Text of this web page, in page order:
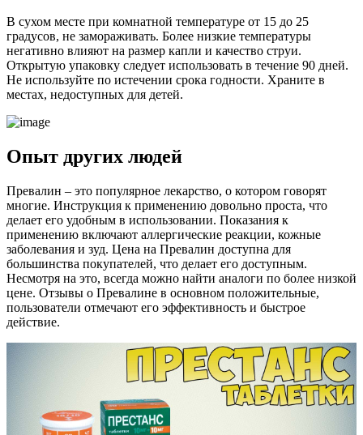
В сухом месте при комнатной температуре от 15 до 25
градусов, не замораживать. Более низкие температуры
негативно влияют на размер капли и качество струи.
Открытую упаковку следует использовать в течение 90 дней.
Не используйте по истечении срока годности. Храните в
местах, недоступных для детей.
Опыт других людей
Превалин – это популярное лекарство, о котором говорят
многие. Инструкция к применению довольно проста, что
делает его удобным в использовании. Показания к
применению включают аллергические реакции, кожные
заболевания и зуд. Цена на Превалин доступна для
большинства покупателей, что делает его доступным.
Несмотря на это, всегда можно найти аналоги по более низкой
цене. Отзывы о Превалине в основном положительные,
пользователи отмечают его эффективность и быстрое
действие.